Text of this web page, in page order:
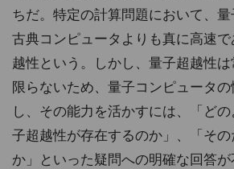
ちだ。特定の計算問題において、
古典コンピュータよりも真に高速
越性という。しかし、量子超越性
限らないため、量子コンピュータ
し、その能力を活かすには、「ど
子超越性が存在するのか」、「そ
か」といった疑問への明確な回答が